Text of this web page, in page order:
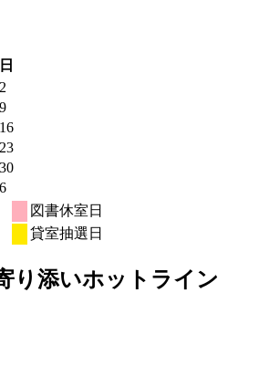
土
日
日
(1
件
の
イ
ベ
ン
ト)
2
年
8
月
2
日
92026
年
8
月
9
日
年
月
15
162026
8
16
2026
232026
年
月
年
302026
8
月
62026
年
9
日
図書休室日
貸室抽選日
り添いホットライン